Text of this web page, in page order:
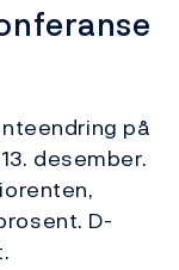
på
desember.
D-